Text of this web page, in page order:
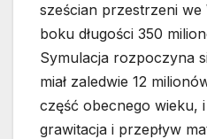
sześcian przestrzeni we
boku długości 350
Symulacja rozpoczyna
miał zaledwie 12
część obecnego wieku,
grawitacja i przepływ